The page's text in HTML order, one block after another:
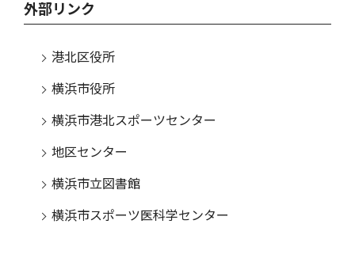
外部リンク
港北区役所
横浜市役所
横浜市港北スポーツセンター
地区センター
横浜市立図書館
横浜市スポーツ医科学センター